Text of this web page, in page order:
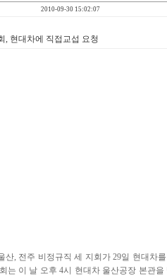
2010-09-30 15:02:07
, 현대차에 직접교섭 요청
산, 전주 비정규직 세 지회가 29일 현대차
는 이 날 오후 4시 현대차 울산공장 본관